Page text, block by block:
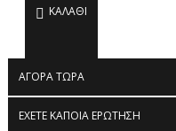
ΚΑΛΆΘΙ
ΑΓΟΡΆ ΤΏΡΑ
ΈΧΕΤΕ ΚΆΠΟΙΑ ΕΡΏΤΗΣΗ